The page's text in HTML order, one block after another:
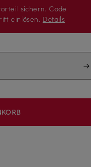
sichern. Code
einlösen. Details